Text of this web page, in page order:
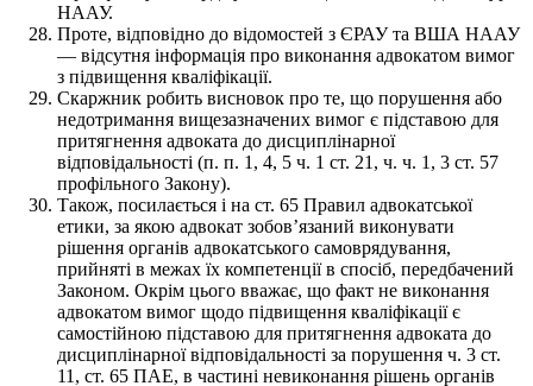
НААУ.
Проте, відповідно до відомостей з ЄРАУ та ВША НААУ
— відсутня інформація про виконання адвокатом вимог
з підвищення кваліфікації.
Скаржник робить висновок про те, що порушення або
недотримання вищезазначених вимог є підставою для
притягнення адвоката до дисциплінарної
відповідальності (п. п. 1, 4, 5 ч. 1 ст. 21, ч. ч. 1, 3 ст. 57
профільного Закону).
Також, посилається і на ст. 65 Правил адвокатської
етики, за якою адвокат зобов’язаний виконувати
рішення органів адвокатського самоврядування,
прийняті в межах їх компетенції в спосіб, передбачений
Законом. Окрім цього вважає, що факт не виконання
адвокатом вимог щодо підвищення кваліфікації є
самостійною підставою для притягнення адвоката до
дисциплінарної відповідальності за порушення ч. 3 ст.
11, ст. 65 ПАЕ, в частині невиконання рішень органів